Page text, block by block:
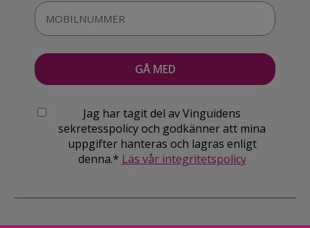
Jag har tagit del av Vinguidens
sekretesspolicy och godkänner att mina
uppgifter hanteras och lagras enligt
denna.* Läs vår integritetspolicy